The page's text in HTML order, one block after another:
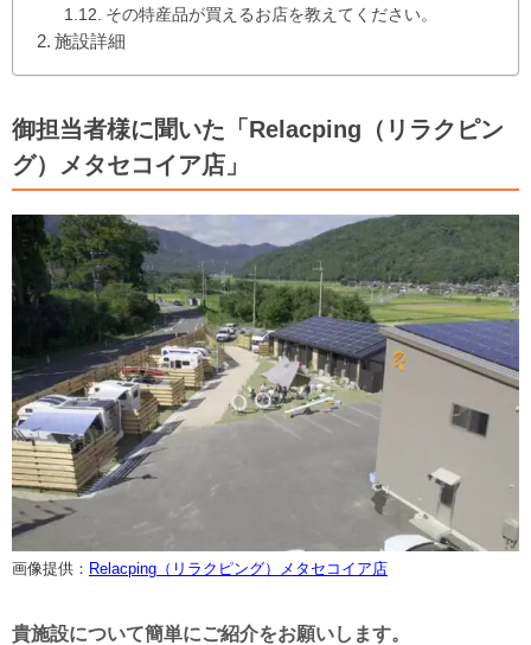
その特産品が買えるお店を教えてください。
施設詳細
御担当者様に聞いた「Relacping（リラクピン
グ）メタセコイア店」
画像提供： Relacping（リラクピング）メタセコイア店
貴施設について簡単にご紹介をお願いします。